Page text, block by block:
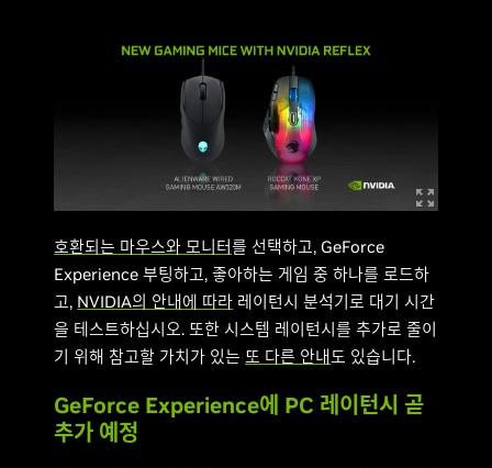
호환되는 마우스와 모니터를 선택하고, GeForce
Experience 부팅하고, 좋아하는 게임 중 하나를 로드하
고, NVIDIA의 안내에 따라 레이턴시 분석기로 대기 시간
을 테스트하십시오. 또한 시스템 레이턴시를 추가로 줄이
기 위해 참고할 가치가 있는또 다른 안내도 있습니다.
GeForce Experience에 PC 레이턴시 곧
추가 예정